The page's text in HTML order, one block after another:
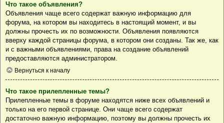
Что такое объявления?
Объявления чаще всего содержат важную информацию для
форума, на котором вы находитесь в настоящий момент, и вы
должны прочесть их по возможности. Объявления появляются
вверху каждой страницы форума, в котором они созданы. Так же, как
и с важными объявлениями, права на создание объявлений
предоставляются администратором.
Вернуться к началу
Что такое прилепленные темы?
Прилепленные темы в форуме находятся ниже всех объявлений и
только на его первой странице. Они чаще всего содержат
достаточно важную информацию, поэтому вы должны прочесть их